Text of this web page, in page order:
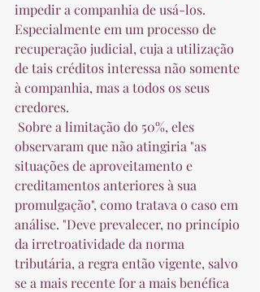
impedir a companhia de usá-los.
Especialmente em um processo de
recuperação judicial, cuja a utilização
de tais créditos interessa não somente
à companhia, mas a todos os seus
credores.
observaram que não atingiria "as
situações de aproveitamento e
creditamentos anteriores à sua
promulgação", como tratava o caso em
análise. "Deve prevalecer, no princípio
da irretroatividade da norma
tributária, a regra então vigente, salvo
se a mais recente for a mais benéfica